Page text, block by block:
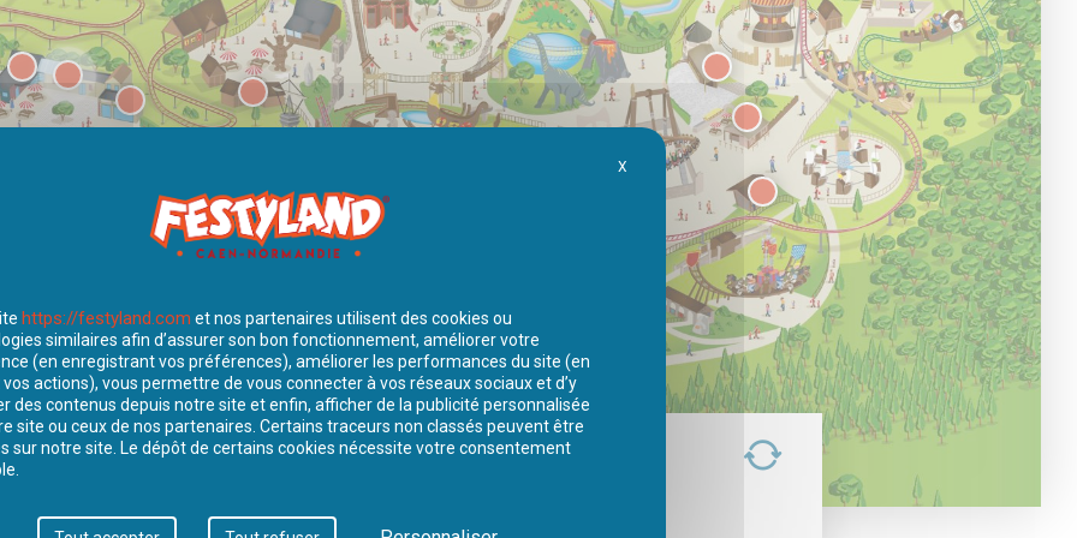
PIQUE-NIQUE BOUTIQUES
https://festyland.com et nos partenaires utilisent des cookies ou
similaires afin d’assurer son bon fonctionnement, améliorer votre
(en enregistrant vos préférences), améliorer les performances du site (en
actions), vous permettre de vous connecter à vos réseaux sociaux et d’y
des contenus depuis notre site et enfin, afficher de la publicité personnalisée
site ou ceux de nos partenaires. Certains traceurs non classés peuvent être
sur notre site. Le dépôt de certains cookies nécessite votre consentement
X Masquer le bandeau des cookies